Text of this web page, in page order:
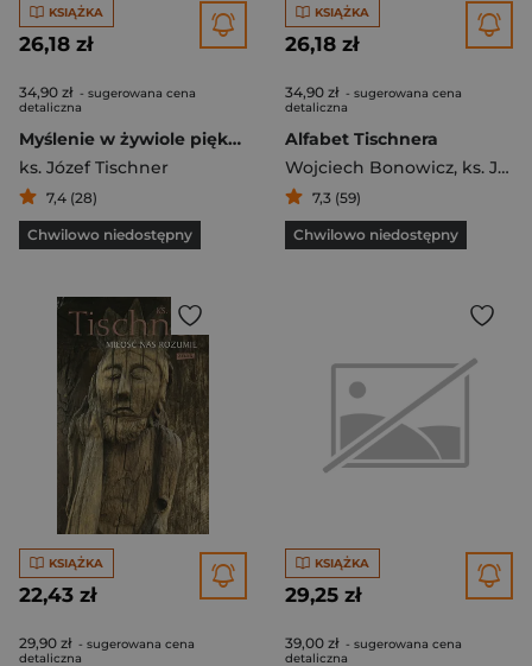
KSIĄŻKA
26,18 zł
34,90 zł - sugerowana cena
detaliczna
Myślenie w żywiole piękna
ks. Józef Tischner
7,4 (28)
Chwilowo niedostępny
KSIĄŻKA
26,18 zł
34,90 zł - sugerowana cena
detaliczna
Alfabet Tischnera
Wojciech Bonowicz, ks. Józef Tischner
7,3 (59)
Chwilowo niedostępny
KSIĄŻKA
22,43 zł
29,90 zł - sugerowana cena
detaliczna
KSIĄŻKA
29,25 zł
39,00 zł - sugerowana cena
detaliczna